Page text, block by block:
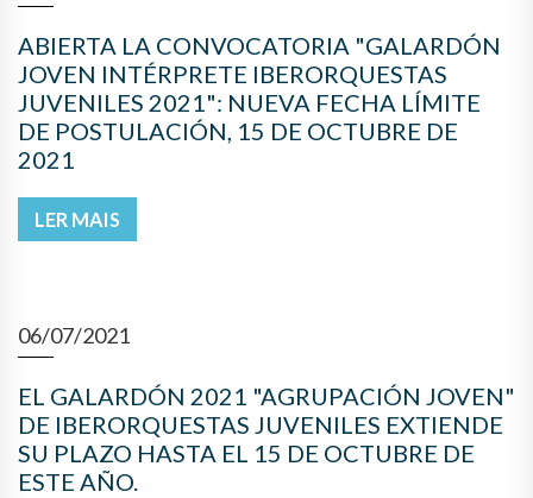
ABIERTA LA CONVOCATORIA "GALARDÓN
JOVEN INTÉRPRETE IBERORQUESTAS
JUVENILES 2021": NUEVA FECHA LÍMITE
DE POSTULACIÓN, 15 DE OCTUBRE DE
2021
LER MAIS
06/07/2021
EL GALARDÓN 2021 "AGRUPACIÓN JOVEN"
DE IBERORQUESTAS JUVENILES EXTIENDE
SU PLAZO HASTA EL 15 DE OCTUBRE DE
ESTE AÑO.